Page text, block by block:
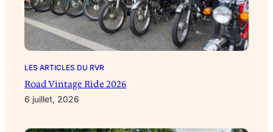
LES ARTICLES DU RVR
Road Vintage Ride 2026
6 juillet, 2026